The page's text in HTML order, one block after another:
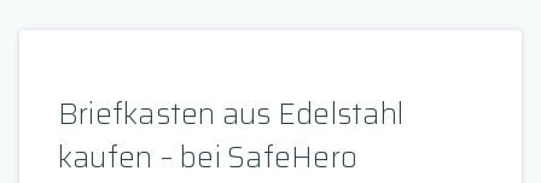
Briefkasten aus Edelstahl
kaufen – bei SafeHero